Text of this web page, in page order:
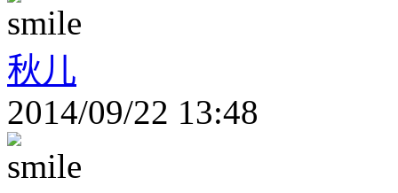
秋儿
2014/09/22 13:48